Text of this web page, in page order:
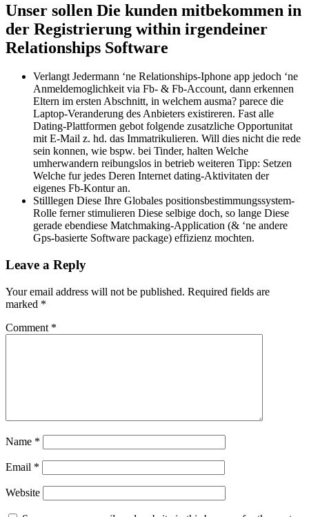
Unser sollen Die kunden mitbekommen in
der Registrierung within irgendeiner
Relationships Software
Verlangt Jedermann ‘ne Relationships-Iphone app jedoch ‘ne
Anmeldemoglichkeit via Fb- & Fb-Account, dann erkennen
Eltern im ersten Abschnitt, in welchem ausma? parece die
Laptop-Veranderung des Anbieters existireren. Fast alle
Dating-Plattformen gebot folgende zusatzliche Opportunitat
mit E-Mail z. hd. das Immatrikulieren. Will dies nicht die rede
sein konnen, wie bspw. bei Tinder, halten Welche
umherwandern reibungslos in betrieb weiteren Tipp: Setzen
Welche fur jedes Deren Internet dating-Aktivitaten der
eigenes Fb-Kontur an.
Stilllegen Diese Ihre Globales positionsbestimmungssystem-
Rolle ferner stimulieren Diese selbige doch, so lange Diese
gerade ebendiese Matchmaking-Application (& ‘ne andere
Gps-basierte Software package) effizienz mochten.
Leave a Reply
Your email address will not be published. Required fields are
marked *
Comment *
Name *
Email *
Website